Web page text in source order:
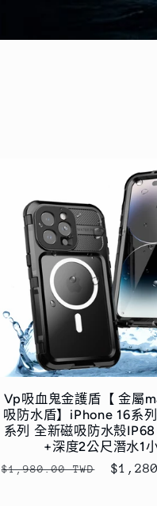
Vp吸血鬼金護盾【 金屬
吸防水盾】iPhone 16系
系列 全新磁吸防水殼
+深度2公尺潛水1
定
$1,980.00 TWD
售